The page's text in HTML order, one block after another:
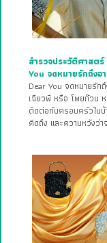
สำรวจประวัติศาสต
You จดหมายรักถึงอ
Dear You จดหมายรัก
เฉียวพี หรือ โพยก๊วน ห
ติดต่อกับครอบครัวในบ้
คิดถึง และความหวังว่